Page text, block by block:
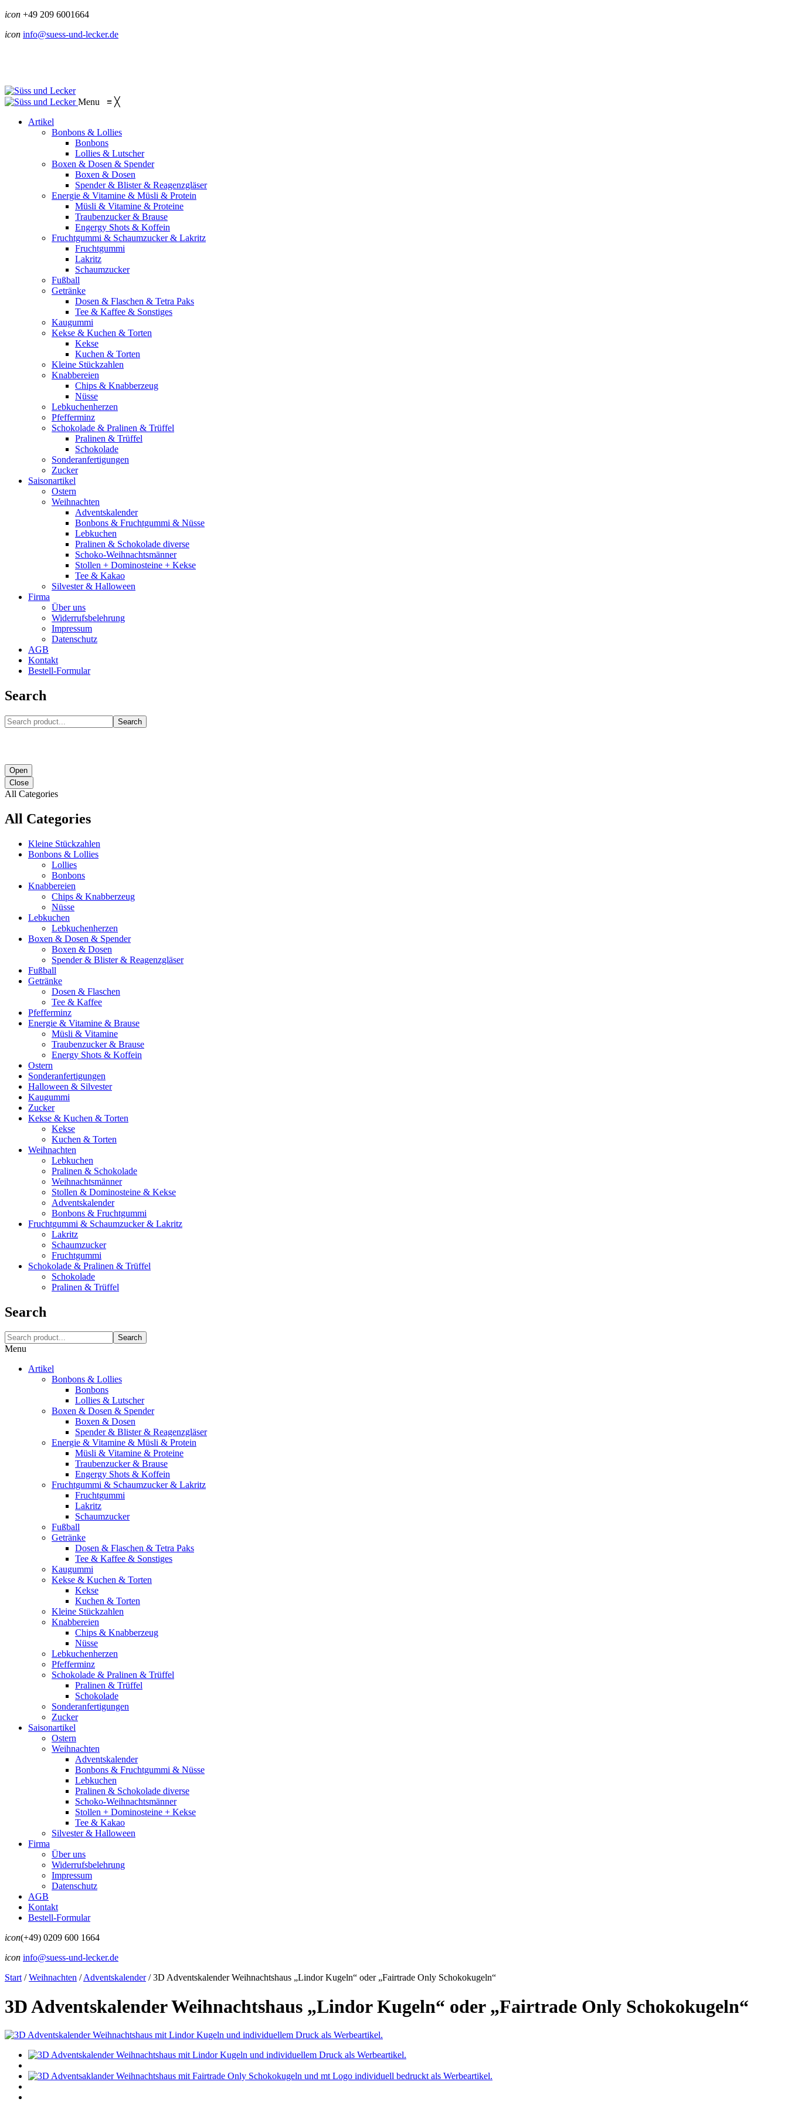
icon +49 209 6001664
icon info@suess-und-lecker.de
Menu ≡ ╳
Artikel
Bonbons & Lollies
Bonbons
Lollies & Lutscher
Boxen & Dosen & Spender
Boxen & Dosen
Spender & Blister & Reagenzgläser
Energie & Vitamine & Müsli & Protein
Müsli & Vitamine & Proteine
Traubenzucker & Brause
Engergy Shots & Koffein
Fruchtgummi & Schaumzucker & Lakritz
Fruchtgummi
Lakritz
Schaumzucker
Fußball
Getränke
Dosen & Flaschen & Tetra Paks
Tee & Kaffee & Sonstiges
Kaugummi
Kekse & Kuchen & Torten
Kekse
Kuchen & Torten
Kleine Stückzahlen
Knabbereien
Chips & Knabberzeug
Nüsse
Lebkuchenherzen
Pfefferminz
Schokolade & Pralinen & Trüffel
Pralinen & Trüffel
Schokolade
Sonderanfertigungen
Zucker
Saisonartikel
Ostern
Weihnachten
Adventskalender
Bonbons & Fruchtgummi & Nüsse
Lebkuchen
Pralinen & Schokolade diverse
Schoko-Weihnachtsmänner
Stollen + Dominosteine + Kekse
Tee & Kakao
Silvester & Halloween
Firma
Über uns
Widerrufsbelehrung
Impressum
Datenschutz
AGB
Kontakt
Bestell-Formular
Search
Search
Open
Close
All Categories
All Categories
Kleine Stückzahlen
Bonbons & Lollies
Lollies
Bonbons
Knabbereien
Chips & Knabberzeug
Nüsse
Lebkuchen
Lebkuchenherzen
Boxen & Dosen & Spender
Boxen & Dosen
Spender & Blister & Reagenzgläser
Fußball
Getränke
Dosen & Flaschen
Tee & Kaffee
Pfefferminz
Energie & Vitamine & Brause
Müsli & Vitamine
Traubenzucker & Brause
Energy Shots & Koffein
Ostern
Sonderanfertigungen
Halloween & Silvester
Kaugummi
Zucker
Kekse & Kuchen & Torten
Kekse
Kuchen & Torten
Weihnachten
Lebkuchen
Pralinen & Schokolade
Weihnachtsmänner
Stollen & Dominosteine & Kekse
Adventskalender
Bonbons & Fruchtgummi
Fruchtgummi & Schaumzucker & Lakritz
Lakritz
Schaumzucker
Fruchtgummi
Schokolade & Pralinen & Trüffel
Schokolade
Pralinen & Trüffel
Search
Search
Menu
Artikel
Bonbons & Lollies
Bonbons
Lollies & Lutscher
Boxen & Dosen & Spender
Boxen & Dosen
Spender & Blister & Reagenzgläser
Energie & Vitamine & Müsli & Protein
Müsli & Vitamine & Proteine
Traubenzucker & Brause
Engergy Shots & Koffein
Fruchtgummi & Schaumzucker & Lakritz
Fruchtgummi
Lakritz
Schaumzucker
Fußball
Getränke
Dosen & Flaschen & Tetra Paks
Tee & Kaffee & Sonstiges
Kaugummi
Kekse & Kuchen & Torten
Kekse
Kuchen & Torten
Kleine Stückzahlen
Knabbereien
Chips & Knabberzeug
Nüsse
Lebkuchenherzen
Pfefferminz
Schokolade & Pralinen & Trüffel
Pralinen & Trüffel
Schokolade
Sonderanfertigungen
Zucker
Saisonartikel
Ostern
Weihnachten
Adventskalender
Bonbons & Fruchtgummi & Nüsse
Lebkuchen
Pralinen & Schokolade diverse
Schoko-Weihnachtsmänner
Stollen + Dominosteine + Kekse
Tee & Kakao
Silvester & Halloween
Firma
Über uns
Widerrufsbelehrung
Impressum
Datenschutz
AGB
Kontakt
Bestell-Formular
icon(+49) 0209 600 1664
icon info@suess-und-lecker.de
Start / Weihnachten /Adventskalender /3D Adventskalender Weihnachtshaus „Lindor Kugeln“ oder „Fairtrade Only Schokokugeln“
3D Adventskalender Weihnachtshaus „Lindor Kugeln“ oder „Fairtrade Only Schokokugeln“